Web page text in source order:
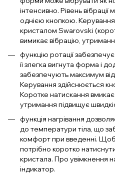
інтенсивно. Рівень
однією кнопкою.
кристалом Swarovski
вимикає вібрацію,
функцію ротації
її злегка вигнута форма і
забезпечують максимум
Керування здійснюється
Коротке натискання
утримання підвищує
функція нагрівання
до температури тіла, що
комфорт при введенні. Щоб
потрібно коротко
кристала. Про увімкнення
індикатор.